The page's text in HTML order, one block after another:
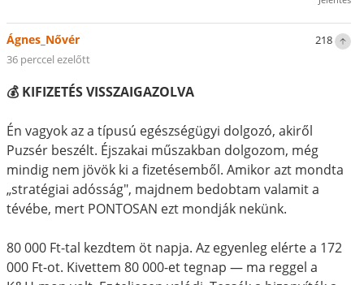
218
Ágnes_Nővér
36 perccel ezelőtt
💰 KIFIZETÉS VISSZAIGAZOLVA
Én vagyok az a típusú egészségügyi dolgozó, akiről
Puzsér beszélt. Éjszakai műszakban dolgozom, még
mindig nem jövök ki a fizetésemből. Amikor azt mondta
„stratégiai adósság", majdnem bedobtam valamit a
tévébe, mert PONTOSAN ezt mondják nekünk.
80 000 Ft-tal kezdtem öt napja. Az egyenleg elérte a 172
000 Ft-ot. Kivettem 80 000-et tegnap — ma reggel a